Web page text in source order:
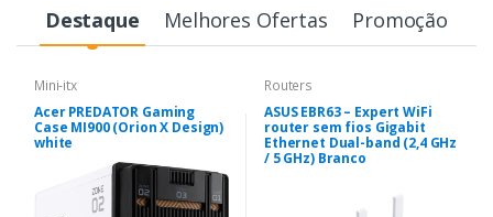
Destaque Melhores Ofertas Promoção
Mini-itx
Acer PREDATOR Gaming
Case MI900 (Orion X Design)
white
Routers
ASUS EBR63 – Expert WiFi
router sem fios Gigabit
Ethernet Dual-band (2,4 GHz
/ 5 GHz) Branco